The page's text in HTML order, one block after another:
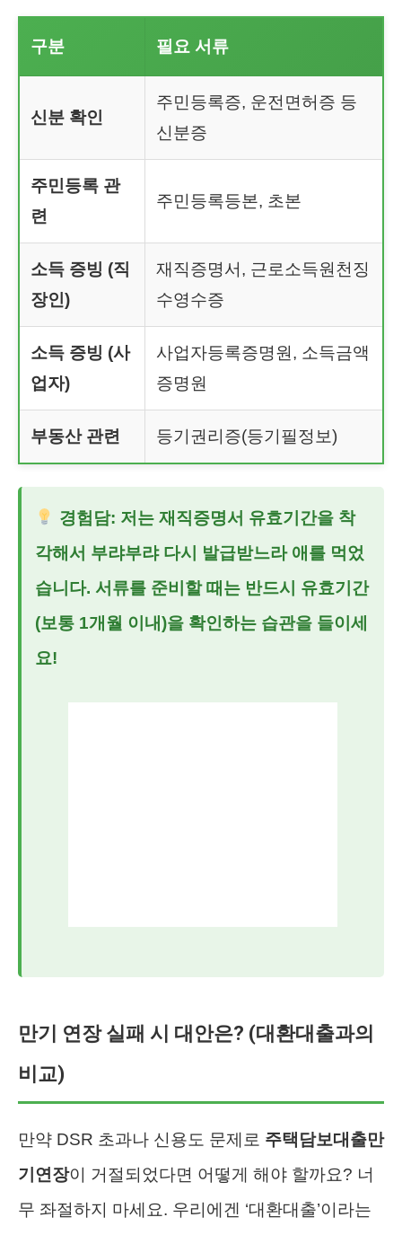
구분 필요 서류
신분 확인
주민등록증, 운전면허증 등
신분증
주민등록 관
련
주민등록등본, 초본
소득 증빙 (직
장인)
재직증명서, 근로소득원천징
수영수증
소득 증빙 (사
업자)
사업자등록증명원, 소득금액
증명원
부동산 관련 등기권리증(등기필정보)
경험담: 저는 재직증명서 유효기간을 착
각해서 부랴부랴 다시 발급받느라 애를 먹었
습니다. 서류를 준비할 때는 반드시 유효기간
(보통 1개월 이내)을 확인하는 습관을 들이세
요!
만기 연장 실패 시 대안은? (대환대출과의
비교)
만약 DSR 초과나 신용도 문제로 주택담보대출만
기연장이 거절되었다면 어떻게 해야 할까요? 너
무 좌절하지 마세요. 우리에겐 ‘대환대출’이라는